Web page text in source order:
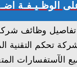
الوظـيـفـة
وظائف
تحكم التقنية
الآستفسارات